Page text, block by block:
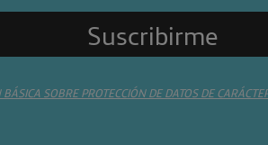
SOBRE PROTECCIÓN DE DATOS DE